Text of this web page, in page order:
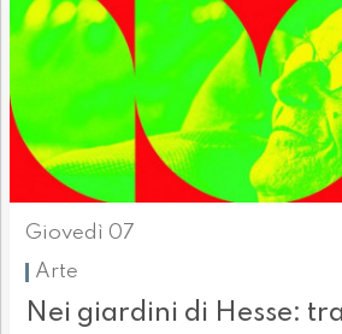
Giovedì 07
Arte
Nei giardini di Hesse: